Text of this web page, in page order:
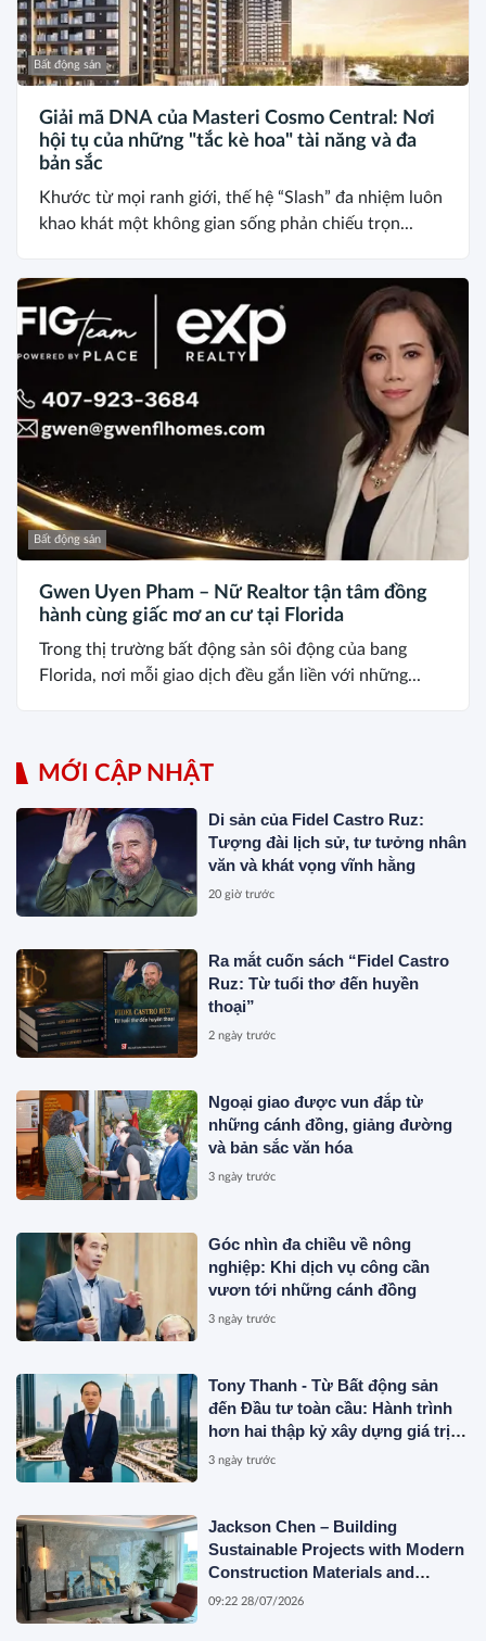
Bất động sản
Giải mã DNA của Masteri Cosmo Central: Nơi
hội tụ của những "tắc kè hoa" tài năng và đa
bản sắc
Khước từ mọi ranh giới, thế hệ “Slash” đa nhiệm luôn
khao khát một không gian sống phản chiếu trọn...
Bất động sản
Gwen Uyen Pham – Nữ Realtor tận tâm đồng
hành cùng giấc mơ an cư tại Florida
Trong thị trường bất động sản sôi động của bang
Florida, nơi mỗi giao dịch đều gắn liền với những...
MỚI CẬP NHẬT
Di sản của Fidel Castro Ruz:
Tượng đài lịch sử, tư tưởng nhân
văn và khát vọng vĩnh hằng
20 giờ trước
Ra mắt cuốn sách “Fidel Castro
Ruz: Từ tuổi thơ đến huyền
thoại”
2 ngày trước
Ngoại giao được vun đắp từ
những cánh đồng, giảng đường
và bản sắc văn hóa
3 ngày trước
Góc nhìn đa chiều về nông
nghiệp: Khi dịch vụ công cần
vươn tới những cánh đồng
3 ngày trước
Tony Thanh - Từ Bất động sản
đến Đầu tư toàn cầu: Hành trình
hơn hai thập kỷ xây dựng giá trị
của một doanh nhân Việt tại Úc
3 ngày trước
Jackson Chen – Building
Sustainable Projects with Modern
Construction Materials and
Innovative Container Solutions
09:22 28/07/2026